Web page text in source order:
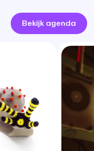
Bekijk agenda